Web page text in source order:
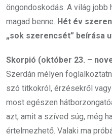
öngondoskodás. A világ
magad benne. Hét év
„sok szerencsét” beírása
Skorpió (október 23. –
Szerdán mélyen
szó titkokról, érzésekről
most egészen
azt, amit a szíved súg, még
értelmezhető. Valaki ma